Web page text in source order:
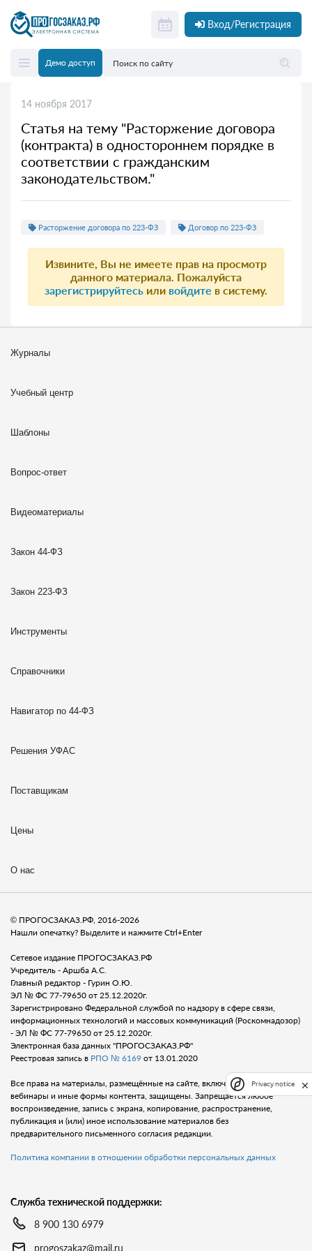
Вход/Регистрация
Демо доступ
14 ноября 2017
Статья на тему "Расторжение договора
(контракта) в одностороннем порядке в
соответствии с гражданским
законодательством."
Расторжение договора по 223-ФЗ Договор по 223-ФЗ
Извините, Вы не имеете прав на просмотр
данного материала. Пожалуйста
зарегистрируйтесь или войдите в систему.
Журналы
Учебный центр
Шаблоны
Вопрос-ответ
Видеоматериалы
Закон 44-ФЗ
Закон 223-ФЗ
Инструменты
Справочники
Навигатор по 44-ФЗ
Решения УФАС
Поставщикам
Цены
О нас
© ПРОГОСЗАКАЗ.РФ, 2016-2026
Нашли опечатку? Выделите и нажмите Ctrl+Enter
Сетевое издание ПРОГОСЗАКАЗ.РФ
Учредитель - Аршба А.С.
Главный редактор - Гурин О.Ю.
ЭЛ № ФС 77-79650 от 25.12.2020г.
Зарегистрировано Федеральной службой по надзору в сфере связи,
информационных технологий и массовых коммуникаций (Роскомнадозор)
- ЭЛ № ФС 77-79650 от 25.12.2020г.
Электронная база данных "ПРОГОСЗАКАЗ.РФ"
Реестровая запись в РПО № 6169 от 13.01.2020
Все права на материалы, размещённые на сайте, включая тексты, видео,
вебинары и иные формы контента, защищены. Запрещается любое
воспроизведение, запись с экрана, копирование, распространение,
публикация и (или) иное использование материалов без
предварительного письменного согласия редакции.
Политика компании в отношении обработки персональных данных
Служба технической поддержки:
8 900 130 6979
progoszakaz@mail.ru
Privacy notice